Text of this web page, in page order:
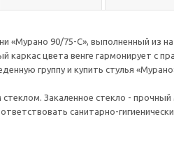
«Мурано 90/75-С», выполненный из
каркас цвета венге гармонирует с
группу и купить стулья
Закаленное стекло -
санитарно-